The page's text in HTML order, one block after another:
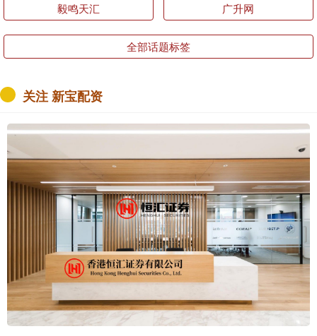
毅鸣天汇 广升网
全部话题标签
关注 新宝配资